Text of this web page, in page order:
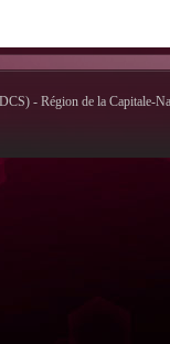
- Région de la Capitale-